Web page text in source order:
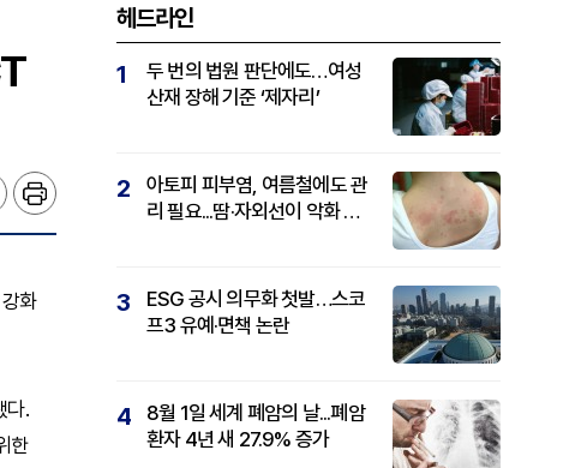
화
다.
한
헤드라인
1
두 번의 법원 판단에도…여성
산재 장해 기준 ‘제자리’
2
아토피 피부염, 여름철에도 관
리 필요...땀·자외선이 악화 요
3
ESG 공시 의무화 첫발…스코
프3 유예·면책 논란
4
8월 1일 세계 폐암의 날...폐암
환자 4년 새 27.9% 증가